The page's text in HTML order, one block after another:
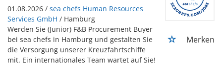
01.08.2026 / sea chefs Human Resources
Services GmbH / Hamburg
Werden Sie (Junior) F&B Procurement Buyer
bei sea chefs in Hamburg und gestalten Sie
die Versorgung unserer Kreuzfahrtschiffe
mit. Ein internationales Team wartet auf Sie!
Merken